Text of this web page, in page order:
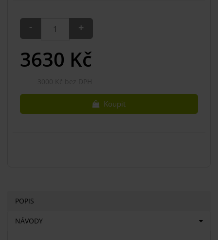
- +
3630 Kč
Koupit
POPIS
NÁVODY